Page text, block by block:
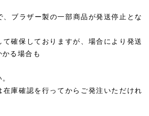
ブラザー製の一部商品が発送停止とな
て確保しておりますが、場合により発送
る場合も
在庫確認を行ってからご発注いただけれ